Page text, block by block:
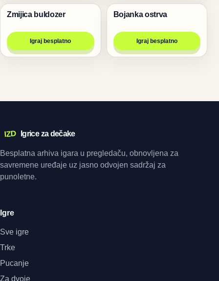
Igre
Zmijica buldozer
Igraj besplatno
Igre
Bojanka ostrva
Igraj besplatno
IZD Igrice za dečake
Besplatna arhiva igara u pregledaču, obnovljena za
savremene uređaje uz jasno odvojen sadržaj za
punoletne.
Igre
Sve igre
Trke
Pucanje
Za dvoje